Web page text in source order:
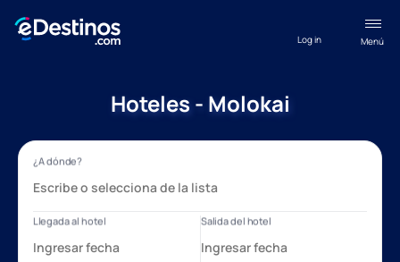
Menú
Log in
Hoteles - Molokai